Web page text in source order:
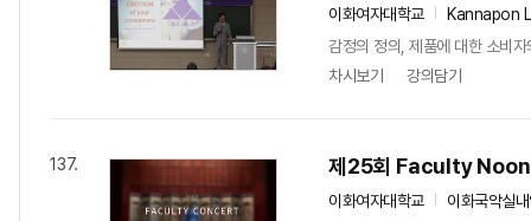
이화여자대학교
Kannapon
감정의 정의, 제품에 대한 소비
차시보기
강의담기
137. 제25회 Faculty
이화여자대학교
이화국악실